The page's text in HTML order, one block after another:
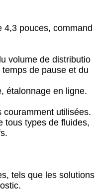
4,3 pouces, command
volume de distributio
de pause et du
étalonnage en ligne.
couramment utilisées.
tous types de fluides,
tels que les solutions